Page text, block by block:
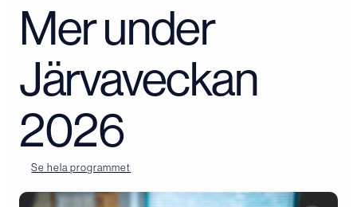
Mer under
Järvaveckan
2026
Se hela programmet